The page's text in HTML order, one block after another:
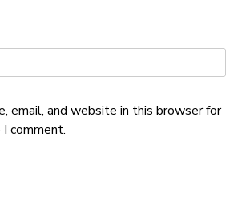
email, and website in this browser for
comment.